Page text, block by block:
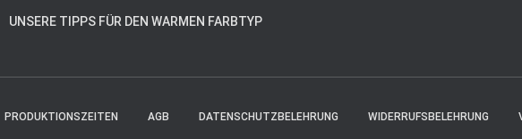
UNSERE TIPPS FÜR DEN WARMEN FARBTYP
PRODUKTIONSZEITEN AGB DATENSCHUTZBELEHRUNG WIDERRUFSBELEHRUNG